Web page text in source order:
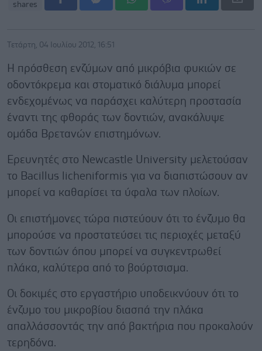
shares
Τετάρτη, 04 Ιουλίου 2012, 16:51
Η πρόσθεση ενζύμων από μικρόβια φυκιών σε
οδοντόκρεμα και στοματικό διάλυμα μπορεί
ενδεχομένως να παράσχει καλύτερη προστασία
έναντι της φθοράς των δοντιών, ανακάλυψε
ομάδα Βρετανών επιστημόνων.
Ερευνητές στο Newcastle University μελετούσαν
το Bacillus licheniformis για να διαπιστώσουν αν
μπορεί να καθαρίσει τα ύφαλα των πλοίων.
Οι επιστήμονες τώρα πιστεύουν ότι το ένζυμο θα
μπορούσε να προστατεύσει τις περιοχές μεταξύ
των δοντιών όπου μπορεί να συγκεντρωθεί
πλάκα, καλύτερα από το βούρτσισμα.
Οι δοκιμές στο εργαστήριο υποδεικνύουν ότι το
ένζυμο του μικροβίου διασπά την πλάκα
απαλλάσσοντάς την από βακτήρια που προκαλούν
τερηδόνα.